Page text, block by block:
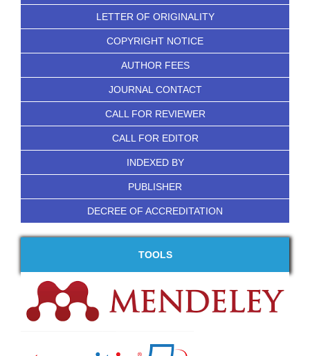
LETTER OF ORIGINALITY
COPYRIGHT NOTICE
AUTHOR FEES
JOURNAL CONTACT
CALL FOR REVIEWER
CALL FOR EDITOR
INDEXED BY
PUBLISHER
DECREE OF ACCREDITATION
TOOLS